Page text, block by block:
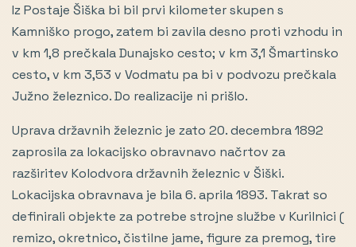
Iz Postaje Šiška bi bil prvi kilometer skupen s
Kamniško progo, zatem bi zavila desno proti vzhodu in
v km 1,8 prečkala Dunajsko cesto; v km 3,1 Šmartinsko
cesto, v km 3,53 v Vodmatu pa bi v podvozu prečkala
Južno železnico. Do realizacije ni prišlo.
Uprava državnih železnic je zato 20. decembra 1892
zaprosila za lokacijsko obravnavo načrtov za
razširitev Kolodvora državnih železnic v Šiški.
Lokacijska obravnava je bila 6. aprila 1893. Takrat so
definirali objekte za potrebe strojne službe v Kurilnici (
remizo, okretnico, čistilne jame, figure za premog, tire